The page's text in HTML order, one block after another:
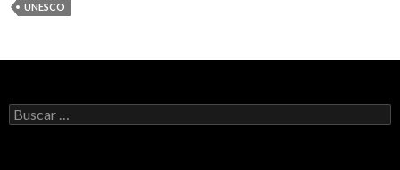
UNESCO
Buscar: